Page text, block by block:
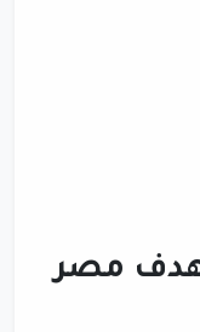
هدف مصر